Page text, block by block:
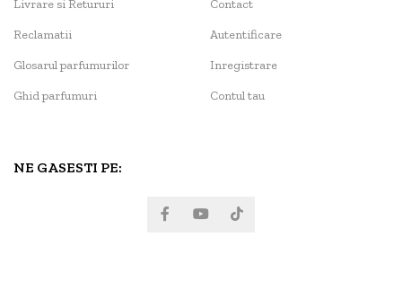
Livrare si Retururi
Reclamatii
Glosarul parfumurilor
Ghid parfumuri
Contact
Autentificare
Inregistrare
Contul tau
NE GASESTI PE: